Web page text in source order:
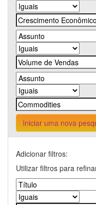
Iniciar uma nova
Adicionar filtros:
Utilizar filtros para